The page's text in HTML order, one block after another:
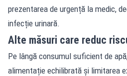
prezentarea de urgență la medic,
infecție urinară.
Alte măsuri care reduc
Pe lângă consumul suficient de
alimentație echilibrată și limitarea